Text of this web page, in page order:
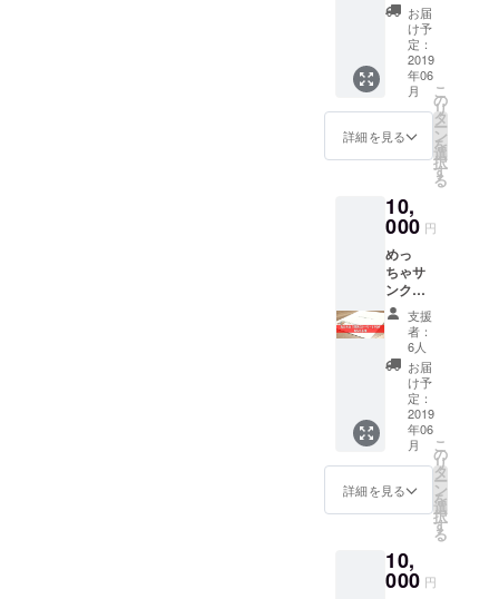
けるこ
とにな
りまし
た。そ
の日を
かなか
イメー
産や育
児を、
パパ
に！そ
して夫
婦で！
知って
いただ
くきっ
かけに
なれば
と企画
しまし
た。夫
婦では
子育て
の第一
て、ぜ
ひご参
加くだ
douce.
が、
「おお
かみ学
級」の
名で実
婦人科
にて
親学級
を、
miraco
キャン
ペーン
のため
に特別
に開講
いただ
けるこ
とにな
りまし
た。そ
の日を
かなか
イメー
産や育
児を、
はご夫
婦（7人
または7
組限
定） 本
リター
ンで
は、こ
コマを
受講す
ができ
ます。
NPO法
人育児
サポー
douce.
が、
「おお
かみ学
級」の
名で実
婦人科
にて
親学級
を、
16:30
育児の
イメー
ジを膨
らまそ
所：渋
谷男女
ティセ
ンター
リス＞
対象：
出産
前・直
後のパ
パまた
はご夫
婦（7人
または7
組限
定） 本
リター
ンで
は、こ
コマを
受講す
セージ
動画付
き）＋
2019保
育者ア
ンケー
ト結果
報告レ
ポート
アン
ケート
とは、
ミラコ
が2019
年2月よ
り実施
してい
る実態
調査
で、保
育者
（保育
園従事
者な
ど）に
対し
き続け
やすい
お届
け予
定：
2019
年06
月
詳細を見る
こ
の
リ
タ
ー
ン
を
選
択
す
る
10,
000 円
めっ
ちゃサ
ンクス
メール
（お礼
のメッ
セージ
動画付
き）＋
2019保
活ス
トー
リー
PDF ※
保活ス
は、ミ
ラコが
2019年
支援
者：
6人
お届
け予
定：
2019
年06
月
詳細を見る
こ
の
リ
タ
ー
ン
を
選
択
す
る
10,
000 円